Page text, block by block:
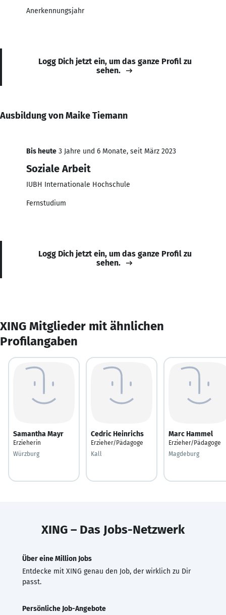
Anerkennungsjahr
Logg Dich jetzt ein, um das ganze Profil zu
sehen.
Ausbildung von Maike Tiemann
Bis heute 3 Jahre und 6 Monate, seit März 2023
Soziale Arbeit
IUBH Internationale Hochschule
Fernstudium
Logg Dich jetzt ein, um das ganze Profil zu
sehen.
XING Mitglieder mit ähnlichen
Profilangaben
Samantha Mayr
Erzieherin
Würzburg
Cedric Heinrichs
Erzieher/Pädagoge
Kall
Marc Hammel
Erzieher/Pädagoge
Magdeburg
XING – Das Jobs-Netzwerk
Über eine Million Jobs
Entdecke mit XING genau den Job, der wirklich zu Dir
passt.
Persönliche Job-Angebote